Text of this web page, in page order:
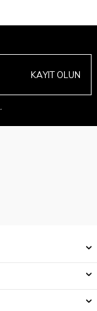
KAYIT OLUN